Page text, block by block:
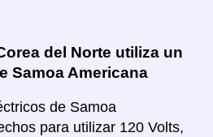
del Norte utiliza un
Samoa Americana
de Samoa
para utilizar 120 Volts,